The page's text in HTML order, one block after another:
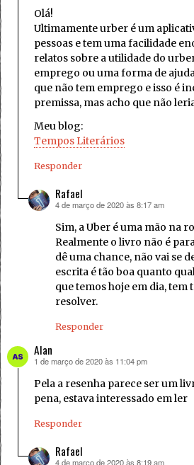
Olá!
Ultimamente urber é um
pessoas e tem uma facilidade
relatos sobre a utilidade do
emprego ou uma forma de
que não tem emprego e isso é
premissa, mas acho que não
Meu blog:
Tempos Literários
Responder
Rafael
disse:
4 de março de 2020 às 8:17 am
Sim, a Uber é uma mão na
Realmente o livro não é
dê uma chance, não vai se
escrita é tão boa quanto
que temos hoje em dia,
resolver.
Responder
Alan
disse:
1 de março de 2020 às 11:04 pm
Pela a resenha parece ser um
pena, estava interessado em ler
Responder
Rafael
4 de março de 2020 às 8:19 am